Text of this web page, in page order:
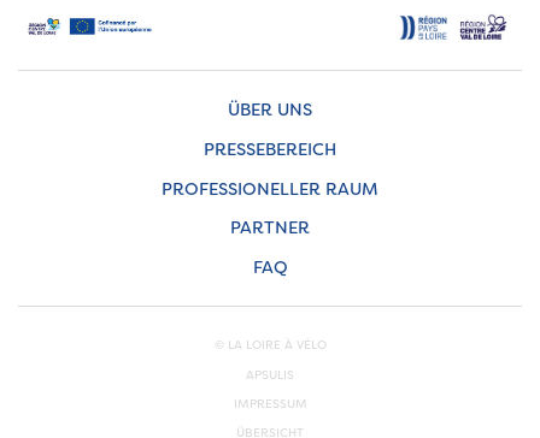
ÜBER UNS
PRESSEBEREICH
PROFESSIONELLER RAUM
PARTNER
FAQ
© LA LOIRE À VÉLO
APSULIS
IMPRESSUM
ÜBERSICHT